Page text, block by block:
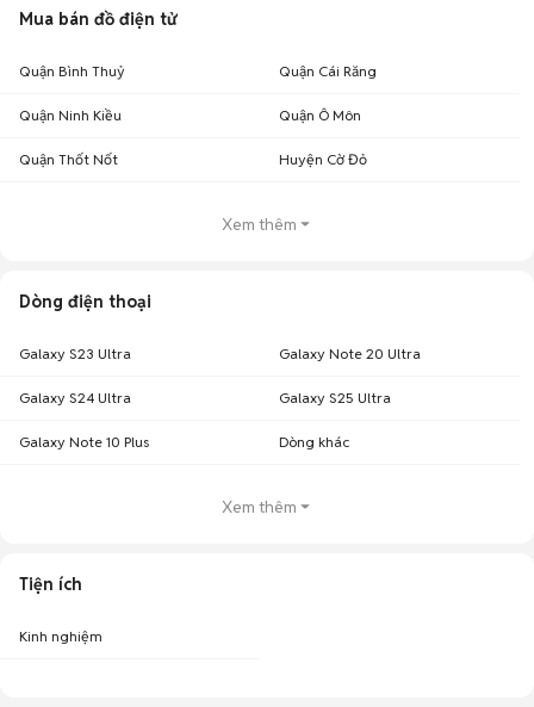
Mua bán đồ điện tử
Quận Bình Thuỷ Quận Cái Răng
Quận Ninh Kiều Quận Ô Môn
Quận Thốt Nốt Huyện Cờ Đỏ
Xem thêm
Dòng điện thoại
Galaxy S23 Ultra Galaxy Note 20 Ultra
Galaxy S24 Ultra Galaxy S25 Ultra
Galaxy Note 10 Plus Dòng khác
Xem thêm
Tiện ích
Kinh nghiệm